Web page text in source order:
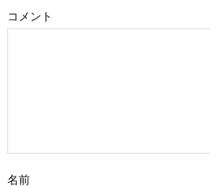
コメント
名前